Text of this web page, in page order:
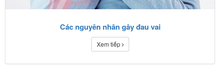
Các nguyên nhân gây đau vai
Xem tiếp